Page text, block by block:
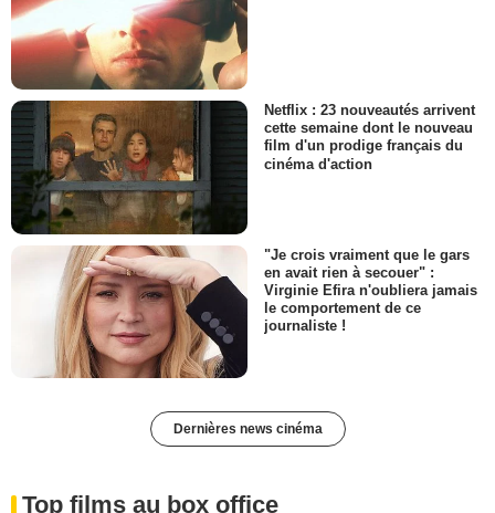
Netflix : 23 nouveautés arrivent
cette semaine dont le nouveau
film d'un prodige français du
cinéma d'action
"Je crois vraiment que le gars
en avait rien à secouer" :
Virginie Efira n'oubliera jamais
le comportement de ce
journaliste !
Dernières news cinéma
Top films au box office